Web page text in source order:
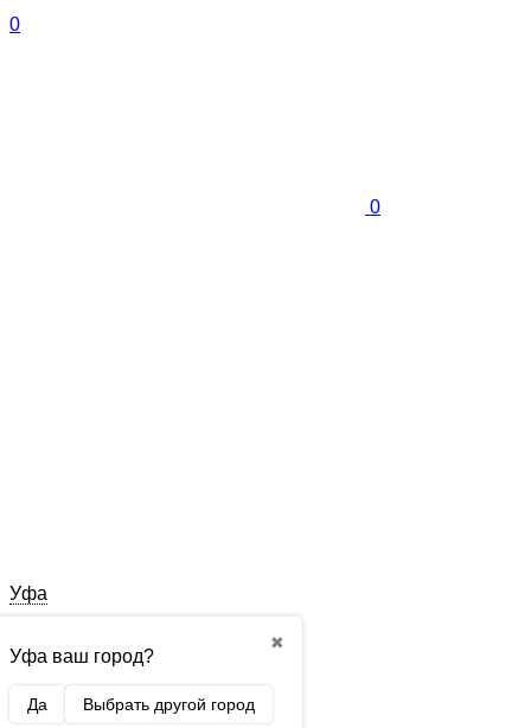
0
0
Уфа
✖
Уфа ваш город?
Да Выбрать другой город